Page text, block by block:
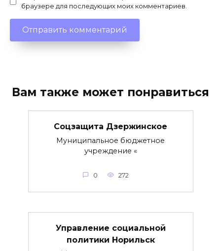
браузере для последующих моих комментариев.
Вам также может понравиться
Соцзащита Дзержинское
Муниципальное бюджетное
учреждение «
0 272
Управление социальной
политики Норильск